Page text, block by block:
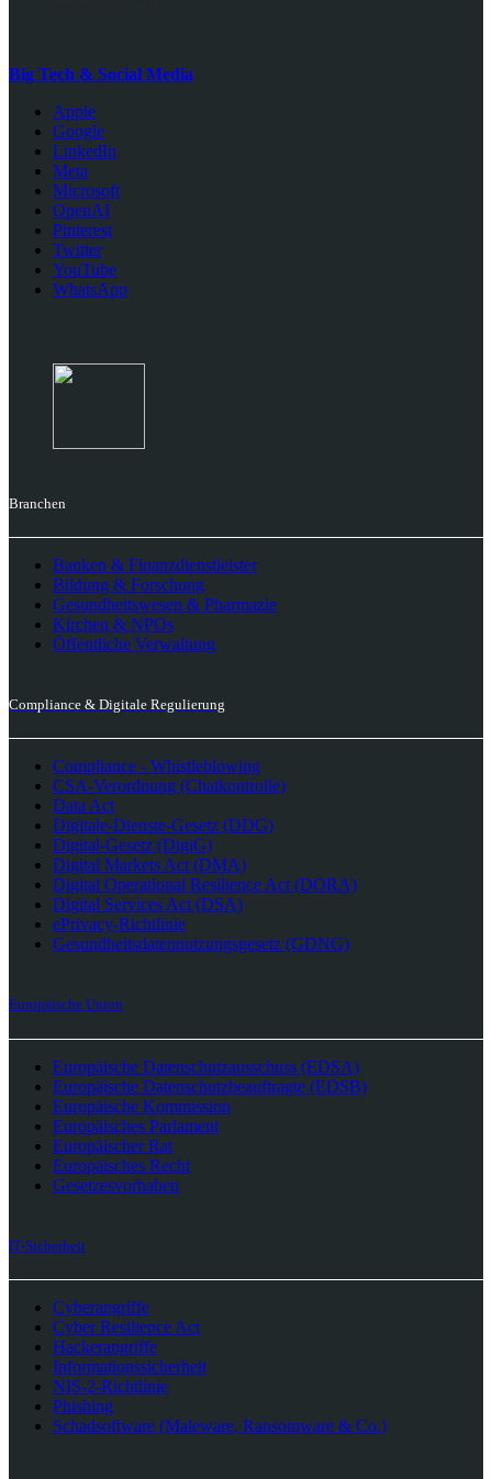
Big Tech & Social Media
Apple
Google
LinkedIn
Meta
Microsoft
OpenAI
Pinterest
Twitter
YouTube
WhatsApp
Branchen
Banken & Finanzdienstleister
Bildung & Forschung
Gesundheitswesen & Pharmazie
Kirchen & NPOs
Öffentliche Verwaltung
Compliance & Digitale Regulierung
Compliance - Whistleblowing
CSA-Verordnung (Chatkontrolle)
Data Act
Digitale-Dienste-Gesetz (DDG)
Digital-Gesetz (DigiG)
Digital Markets Act (DMA)
Digital Operational Resilience Act (DORA)
Digital Services Act (DSA)
ePrivacy-Richtlinie
Gesundheitsdatennutzungsgesetz (GDNG)
Europäische Union
Europäische Datenschutzausschuss (EDSA)
Europäische Datenschutzbeauftragte (EDSB)
Europäische Kommission
Europäisches Parlament
Europäischer Rat
Europäisches Recht
Gesetzesvorhaben
IT-Sicherheit
Cyberangriffe
Cyber Resilience Act
Hackerangriffe
Informationssicherheit
NIS-2-Richtlinie
Phishing
Schadsoftware (Maleware, Ransomware & Co.)